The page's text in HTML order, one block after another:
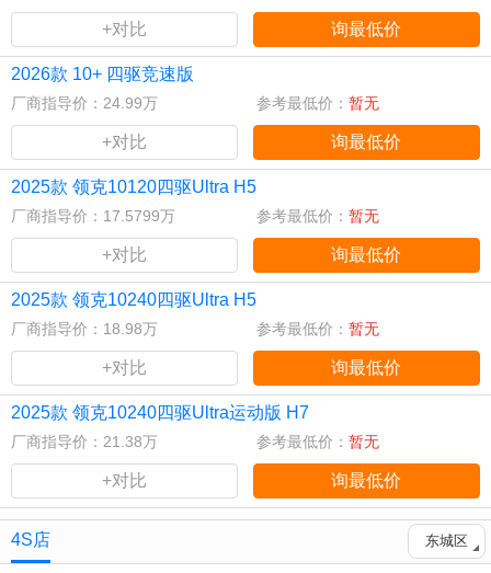
+对比 询最低价
2026款 10+ 四驱竞速版
厂商指导价：24.99万 参考最低价： 暂无
+对比 询最低价
2025款 领克10120四驱Ultra H5
厂商指导价：17.5799万 参考最低价： 暂无
+对比 询最低价
2025款 领克10240四驱Ultra H5
厂商指导价：18.98万 参考最低价： 暂无
+对比 询最低价
2025款 领克10240四驱Ultra运动版 H7
厂商指导价：21.38万 参考最低价： 暂无
+对比 询最低价
4S店 东城区